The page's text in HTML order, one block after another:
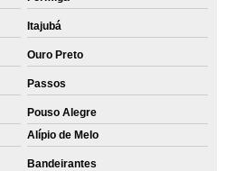
Itajubá
Ouro Preto
Passos
Pouso Alegre
Alípio de Melo
Bandeirantes